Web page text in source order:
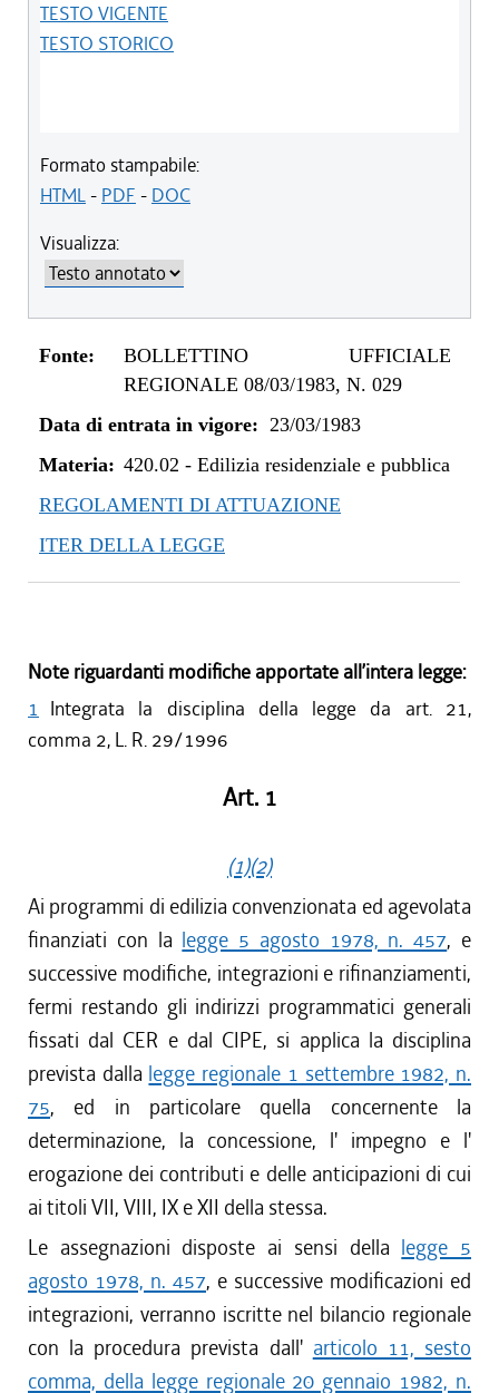
TESTO VIGENTE
TESTO STORICO
Formato stampabile:
HTML- PDF - DOC
Visualizza:
Fonte:
BOLLETTINO UFFICIALE
REGIONALE 08/03/1983, N. 029
Data di entrata in vigore: 23/03/1983
Materia: 420.02 - Edilizia residenziale e pubblica
REGOLAMENTI DI ATTUAZIONE
ITER DELLA LEGGE
Note riguardanti modifiche apportate all’intera legge:
1 Integrata la disciplina della legge da art. 21,
comma 2, L. R. 29/1996
Art. 1
(1)(2)
Ai programmi di edilizia convenzionata ed agevolata
finanziati con la legge 5 agosto 1978, n. 457, e
successive modifiche, integrazioni e rifinanziamenti,
fermi restando gli indirizzi programmatici generali
fissati dal CER e dal CIPE, si applica la disciplina
prevista dalla legge regionale 1 settembre 1982, n.
75, ed in particolare quella concernente la
determinazione, la concessione, l' impegno e l'
erogazione dei contributi e delle anticipazioni di cui
ai titoli VII, VIII, IX e XII della stessa.
Le assegnazioni disposte ai sensi della legge 5
agosto 1978, n. 457, e successive modificazioni ed
integrazioni, verranno iscritte nel bilancio regionale
con la procedura prevista dall' articolo 11, sesto
comma, della legge regionale 20 gennaio 1982, n.